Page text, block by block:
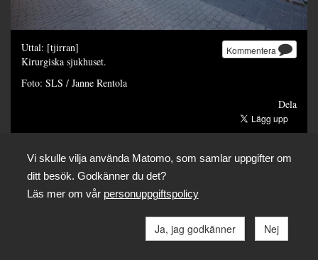
Kommentera
Uttal: [tjirran]
Kirurgiska sjukhuset.
Foto: SLS / Janne Rentola
Dela
Vi skulle vilja använda Matomo, som samlar uppgifter om
ditt besök. Godkänner du det?
Läs mer om vår personuppgiftspolicy
Ja, jag godkänner Nej